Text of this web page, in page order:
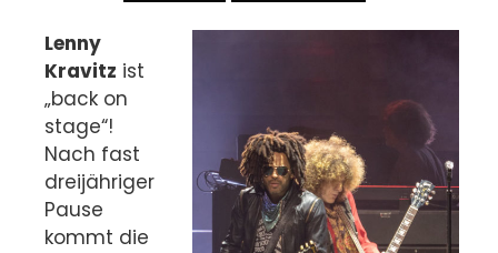
Lenny
Kravitz ist
„back on
stage“!
Nach fast
dreijähriger
Pause
kommt die